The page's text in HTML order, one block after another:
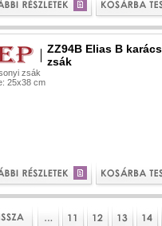
ZZ94B Elias B
zsák
zsák
25x38 cm